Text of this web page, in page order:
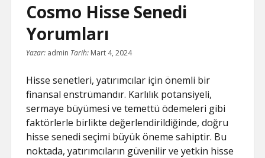
IGTV IZLENME YÜKSELTME PARASIZ
INSTAGRAM BOT TAKIPÇI BASMA
ÜCRETSIZ
LISTE
Cosmo Hisse Senedi
Yorumları
Yazar: admin Tarih: Mart 4, 2024
Hisse senetleri, yatırımcılar için önemli bir
finansal enstrümandır. Karlılık potansiyeli,
sermaye büyümesi ve temettü ödemeleri gibi
faktörlerle birlikte değerlendirildiğinde, doğru
hisse senedi seçimi büyük öneme sahiptir. Bu
noktada, yatırımcıların güvenilir ve yetkin hisse